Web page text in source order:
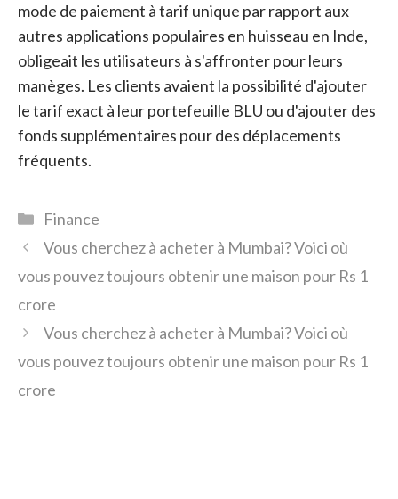
mode de paiement à tarif unique par rapport aux
autres applications populaires en huisseau en Inde,
obligeait les utilisateurs à s'affronter pour leurs
manèges. Les clients avaient la possibilité d'ajouter
le tarif exact à leur portefeuille BLU ou d'ajouter des
fonds supplémentaires pour des déplacements
fréquents.
Catégories
Finance
Vous cherchez à acheter à Mumbai? Voici où
vous pouvez toujours obtenir une maison pour Rs 1
crore
Vous cherchez à acheter à Mumbai? Voici où
vous pouvez toujours obtenir une maison pour Rs 1
crore